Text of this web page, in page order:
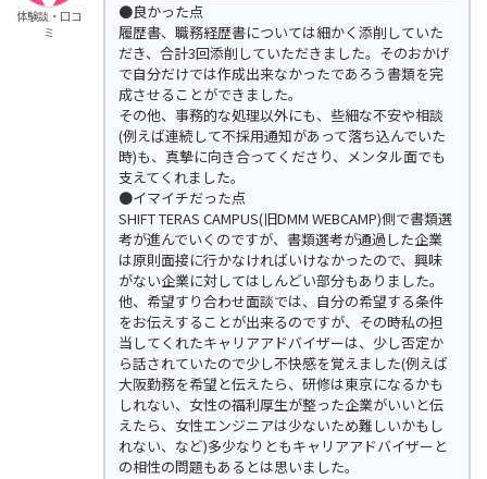
体験談・口コ
ミ
●良かった点
履歴書、職務経歴書については細かく添削していた
だき、合計3回添削していただきました。そのおかげ
で自分だけでは作成出来なかったであろう書類を完
成させることができました。
その他、事務的な処理以外にも、些細な不安や相談
(例えば連続して不採用通知があって落ち込んでいた
時)も、真摯に向き合ってくださり、メンタル面でも
支えてくれました。
●イマイチだった点
SHIFT TERAS CAMPUS(旧DMM WEBCAMP)側で書類選
考が進んでいくのですが、書類選考が通過した企業
は原則面接に行かなければいけなかったので、興味
がない企業に対してはしんどい部分もありました。
他、希望すり合わせ面談では、自分の希望する条件
をお伝えすることが出来るのですが、その時私の担
当してくれたキャリアアドバイザーは、少し否定か
ら話されていたので少し不快感を覚えました(例えば
大阪勤務を希望と伝えたら、研修は東京になるかも
しれない、女性の福利厚生が整った企業がいいと伝
えたら、女性エンジニアは少ないため難しいかもし
れない、など)多少なりともキャリアアドバイザーと
の相性の問題もあるとは思いました。